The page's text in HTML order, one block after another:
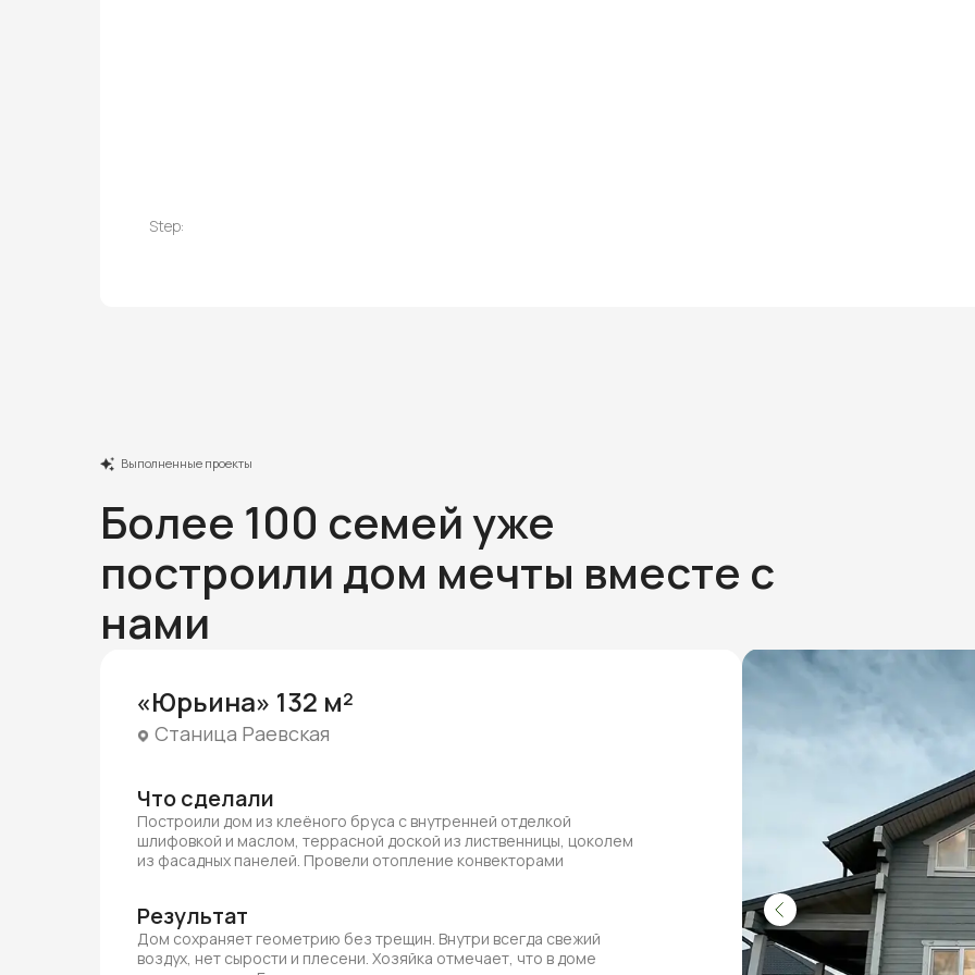
Step:
Более 100 семей уже
построили дом мечты вместе с
нами
Выполненные проекты
«Юрьина» 132 м²
Станица Раевская
Что сделали
Построили дом из клеёного бруса с внутренней отделкой
шлифовкой и маслом, террасной доской из лиственницы, цоколем
из фасадных панелей. Провели отопление конвекторами
Результат
Дом сохраняет геометрию без трещин. Внутри всегда свежий
воздух, нет сырости и плесени. Хозяйка отмечает, что в доме